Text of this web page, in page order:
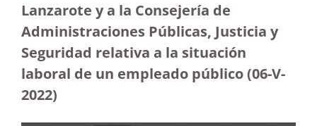
Lanzarote y a la Consejería de
Administraciones Públicas, Justicia y
Seguridad relativa a la situación
laboral de un empleado público (06-V-
2022)